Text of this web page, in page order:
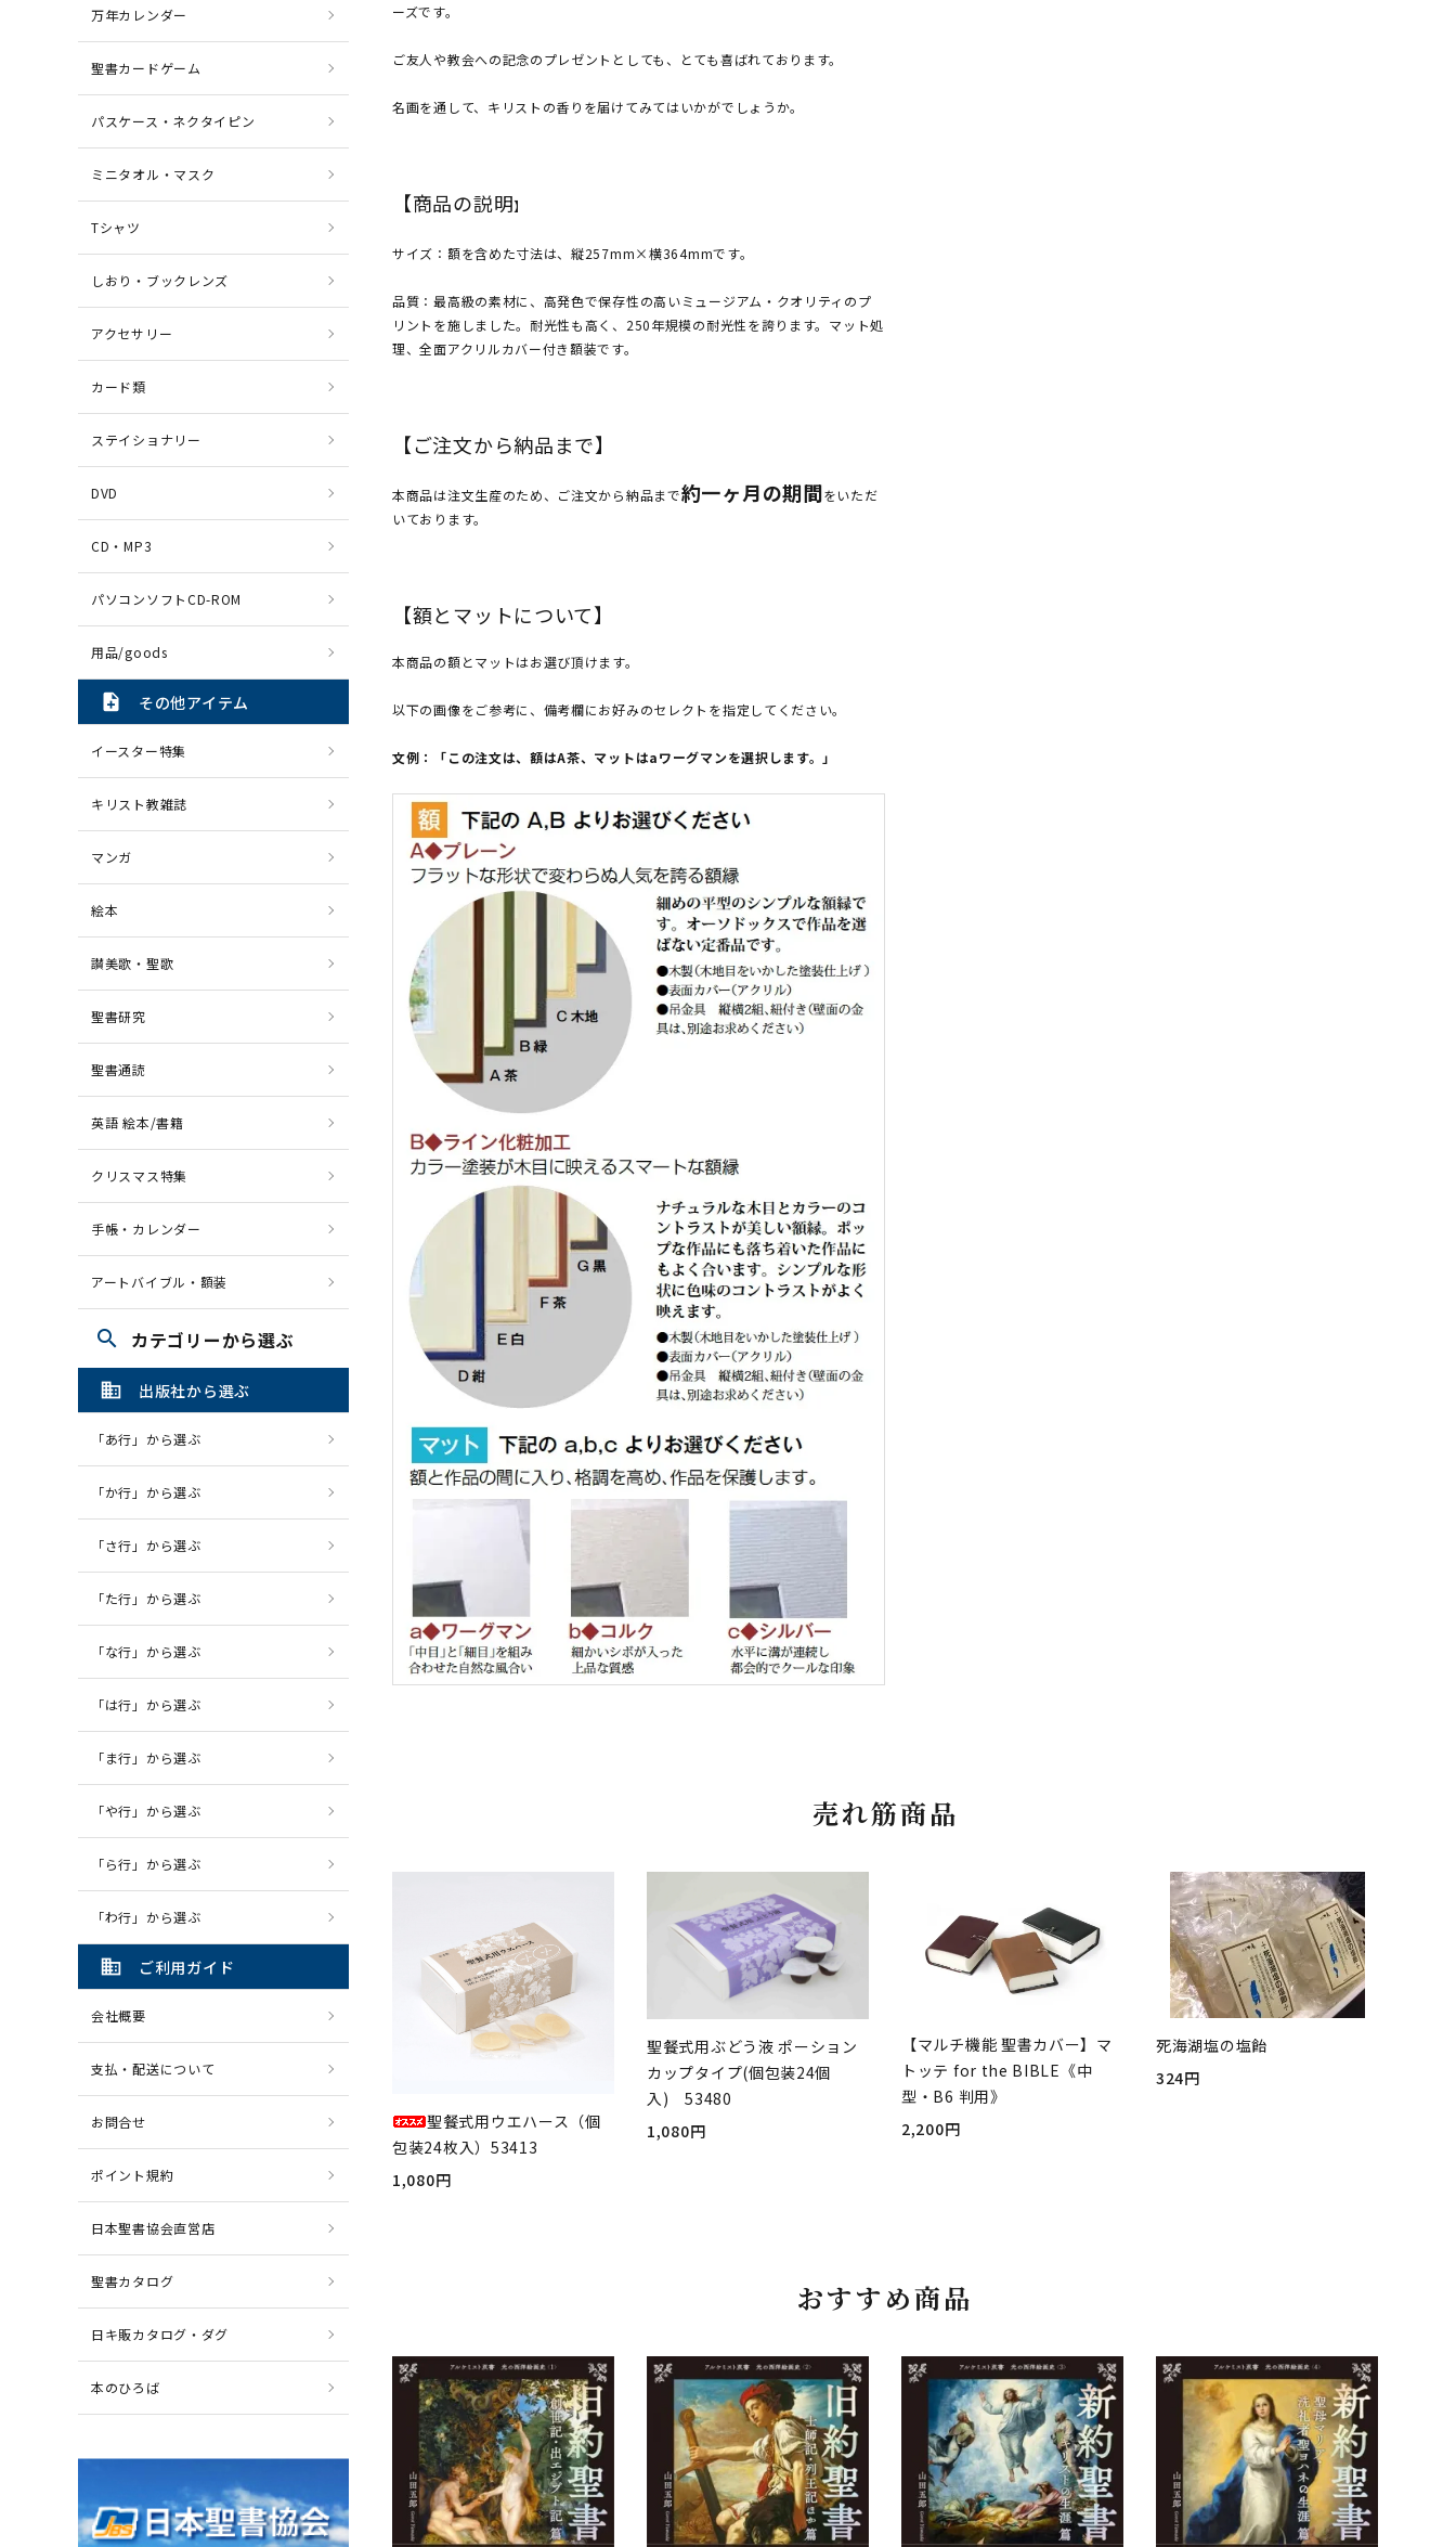
ーズです。
ご友人や教会への記念のプレゼントとしても、とても喜ばれております。
名画を通して、キリストの香りを届けてみてはいかがでしょうか。
【商品の説明】
サイズ：額を含めた寸法は、縦257mm×横364mmです。
品質：最高級の素材に、高発色で保存性の高いミュージアム・クオリティのプ
リントを施しました。耐光性も高く、250年規模の耐光性を誇ります。マット処
理、全面アクリルカバー付き額装です。
【ご注文から納品まで】
本商品は注文生産のため、ご注文から納品まで約一ヶ月の期間をいただ
いております。
【額とマットについて】
本商品の額とマットはお選び頂けます。
以下の画像をご参考に、備考欄にお好みのセレクトを指定してください。
文例：「この注文は、額はA茶、マットはaワーグマンを選択します。」
売れ筋商品
聖餐式用ウエハース（個
包装24枚入）53413
1,080円
聖餐式用ぶどう液 ポーション
カップタイプ(個包装24個
入) 53480
1,080円
【マルチ機能 聖書カバー】マ
トッテ for the BIBLE《中
型・B6 判用》
2,200円
死海湖塩の塩飴
324円
おすすめ商品
万年カレンダー
聖書カードゲーム
パスケース・ネクタイピン
ミニタオル・マスク
Tシャツ
しおり・ブックレンズ
アクセサリー
カード類
ステイショナリー
DVD
CD・MP3
パソコンソフトCD-ROM
用品/goods
note_add その他アイテム
イースター特集
キリスト教雑誌
マンガ
絵本
讃美歌・聖歌
聖書研究
聖書通読
英語 絵本/書籍
クリスマス特集
手帳・カレンダー
アートバイブル・額装
search カテゴリーから選ぶ
domain 出版社から選ぶ
「あ行」から選ぶ
「か行」から選ぶ
「さ行」から選ぶ
「た行」から選ぶ
「な行」から選ぶ
「は行」から選ぶ
「ま行」から選ぶ
「や行」から選ぶ
「ら行」から選ぶ
「わ行」から選ぶ
domain ご利用ガイド
会社概要
支払・配送について
お問合せ
ポイント規約
日本聖書協会直営店
聖書カタログ
日キ販カタログ・ダグ
本のひろば